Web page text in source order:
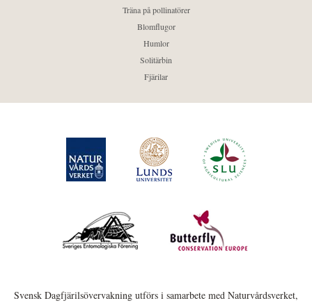
Träna på pollinatörer
Blomflugor
Humlor
Solitärbin
Fjärilar
Svensk Dagfjärilsövervakning utförs i samarbete med Naturvårdsverket,